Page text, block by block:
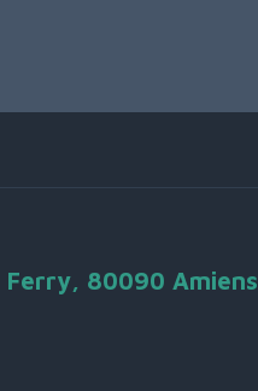
Ferry, 80090 Amiens